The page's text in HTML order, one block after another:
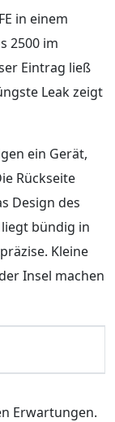
in einem
2500 im
Eintrag ließ
Leak zeigt
ein Gerät,
Rückseite
Design des
liegt bündig in
Kleine
Insel machen
Erwartungen.